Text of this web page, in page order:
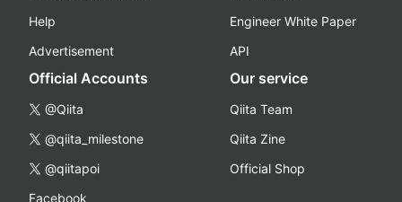
Help
Advertisement
Engineer White Paper
API
Official Accounts
@Qiita
@qiita_milestone
@qiitapoi
Facebook
Our service
Qiita Team
Qiita Zine
Official Shop